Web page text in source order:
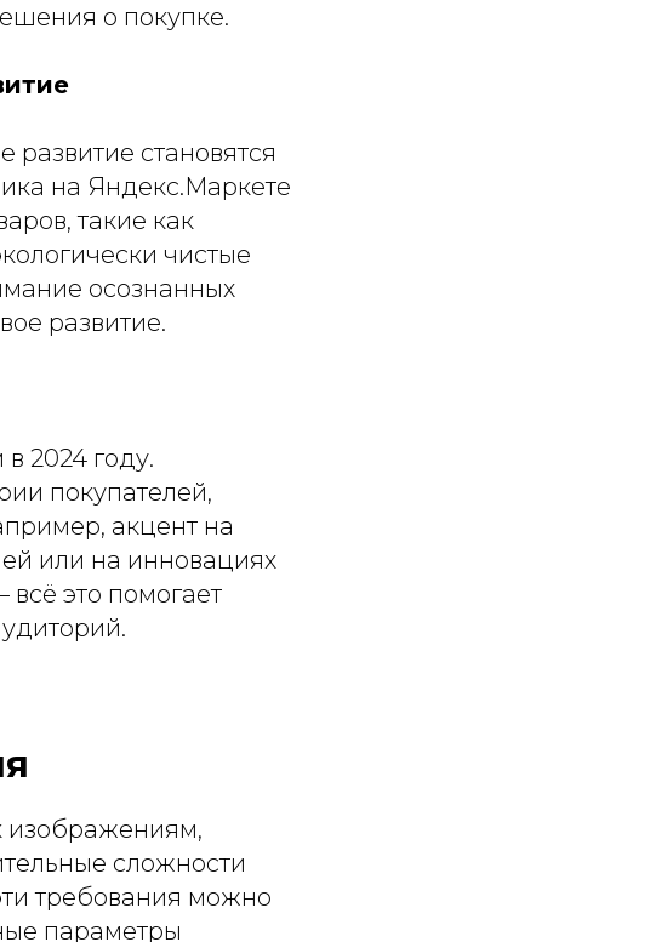
о покупке.
развитие становятся
на Яндекс.Маркете
такие как
чистые
осознанных
развитие.
2024 году.
покупателей,
акцент на
или на инновациях
это помогает
изображениям,
сложности
требования можно
параметры